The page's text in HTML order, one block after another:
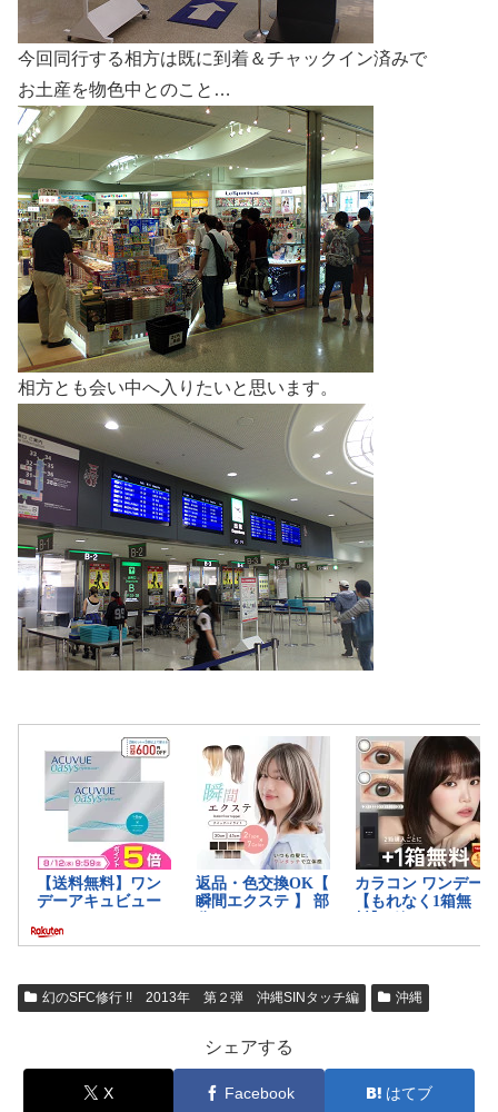
今回同行する相方は既に到着＆チャックイン済みで
お土産を物色中とのこと…
相方とも会い中へ入りたいと思います。
幻のSFC修行 !! 2013年 第２弾 沖縄SINタッチ編 沖縄
シェアする
X Facebook はてブ